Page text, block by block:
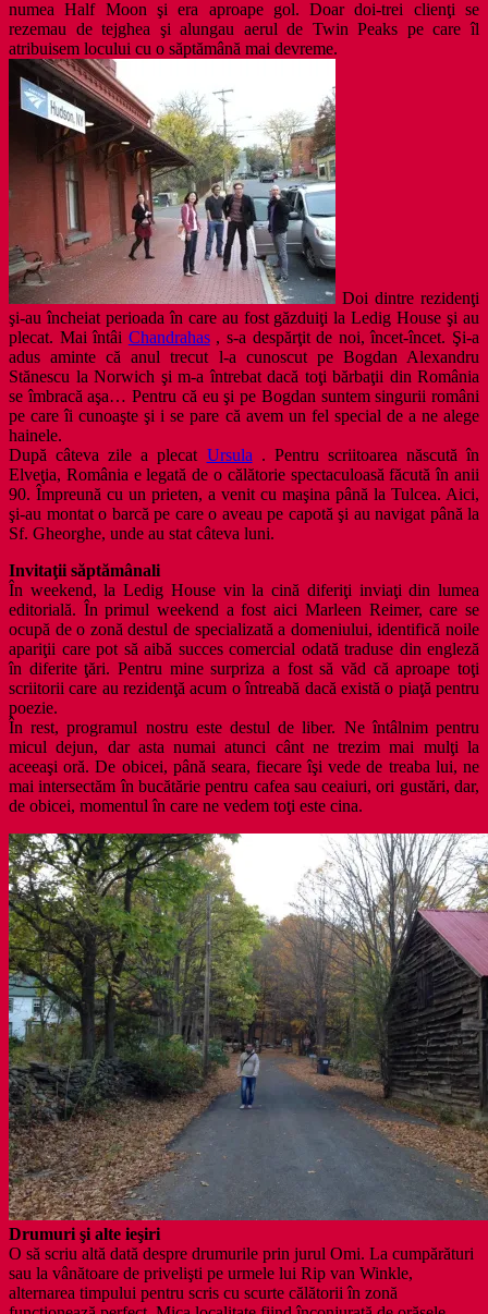
numea Half Moon şi era aproape gol. Doar doi-trei clienţi se
rezemau de tejghea şi alungau aerul de Twin Peaks pe care îl
atribuisem locului cu o săptămână mai devreme.
Doi dintre rezidenţi
şi-au încheiat perioada în care au fost găzduiţi la Ledig House şi au
plecat. Mai întâi Chandrahas, s-a despărţit de noi, încet-încet. Şi-a
adus aminte că anul trecut l-a cunoscut pe Bogdan Alexandru
Stănescu la Norwich şi m-a întrebat dacă toţi bărbaţii din România
se îmbracă aşa… Pentru că eu şi pe Bogdan suntem singurii români
pe care îi cunoaşte şi i se pare că avem un fel special de a ne alege
hainele.
După câteva zile a plecat Ursula . Pentru scriitoarea născută în
Elveţia, România e legată de o călătorie spectaculoasă făcută în anii
90. Împreună cu un prieten, a venit cu maşina până la Tulcea. Aici,
şi-au montat o barcă pe care o aveau pe capotă şi au navigat până la
Sf. Gheorghe, unde au stat câteva luni.
Invitaţii săptămânali
În weekend, la Ledig House vin la cină diferiţi inviaţi din lumea
editorială. În primul weekend a fost aici Marleen Reimer, care se
ocupă de o zonă destul de specializată a domeniului, identifică noile
apariţii care pot să aibă succes comercial odată traduse din engleză
în diferite ţări. Pentru mine surpriza a fost să văd că aproape toţi
scriitorii care au rezidenţă acum o întreabă dacă există o piaţă pentru
poezie.
În rest, programul nostru este destul de liber. Ne întâlnim pentru
micul dejun, dar asta numai atunci cânt ne trezim mai mulţi la
aceeaşi oră. De obicei, până seara, fiecare îşi vede de treaba lui, ne
mai intersectăm în bucătărie pentru cafea sau ceaiuri, ori gustări, dar,
de obicei, momentul în care ne vedem toţi este cina.
Drumuri şi alte ieşiri
O să scriu altă dată despre drumurile prin jurul Omi. La cumpărături
sau la vânătoare de privelişti pe urmele lui Rip van Winkle,
alternarea timpului pentru scris cu scurte călătorii în zonă